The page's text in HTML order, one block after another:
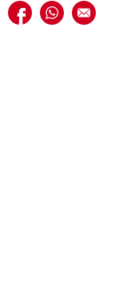
Udostępnij na
Udostępnij na
E-mail do